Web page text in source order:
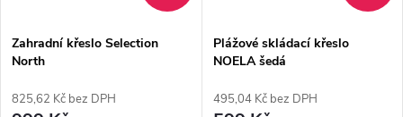
p
r
s
p
Zahradní křeslo Selection
North
825,62 Kč bez DPH
Plážové skládací křeslo
NOELA šedá
495,04 Kč bez DPH